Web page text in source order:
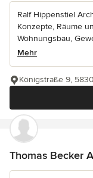
Ralf Hippenstiel
Konzepte, Räume
Wohnungsbau,
Mehr
Königstraße 9,
Thomas Becker